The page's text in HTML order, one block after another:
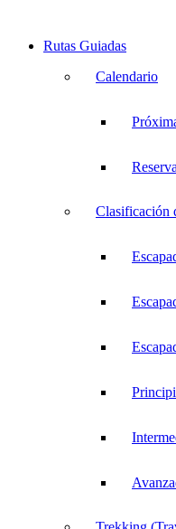
Rutas Guiadas
Calendario
Clasificación